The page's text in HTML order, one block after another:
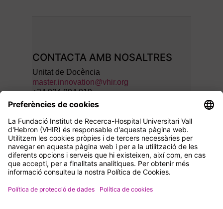
CONTACTA AMB NOSALTRES
Unitat de Docència
master.innovation@vhir.org
+34 934 894 019
SEGUEIX-NOS A: